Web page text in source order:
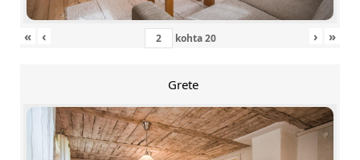
« ‹ kohta20 › »
Grete